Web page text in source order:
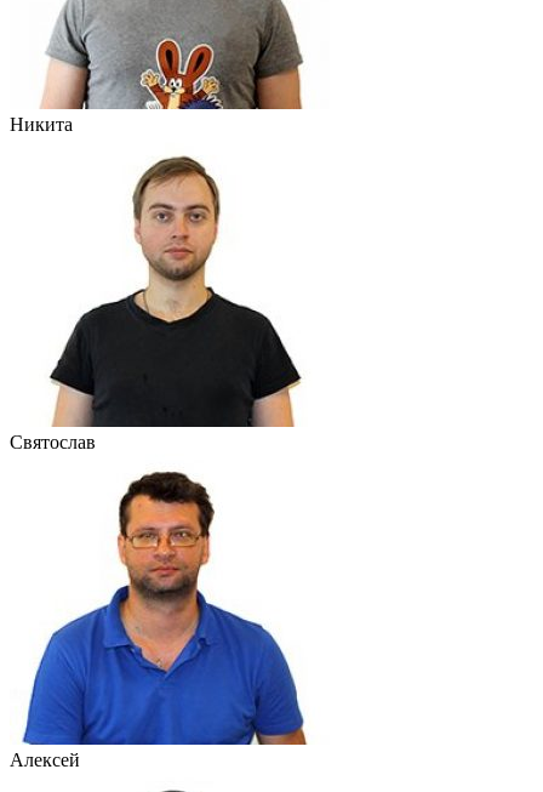
Никита
Святослав
Алексей